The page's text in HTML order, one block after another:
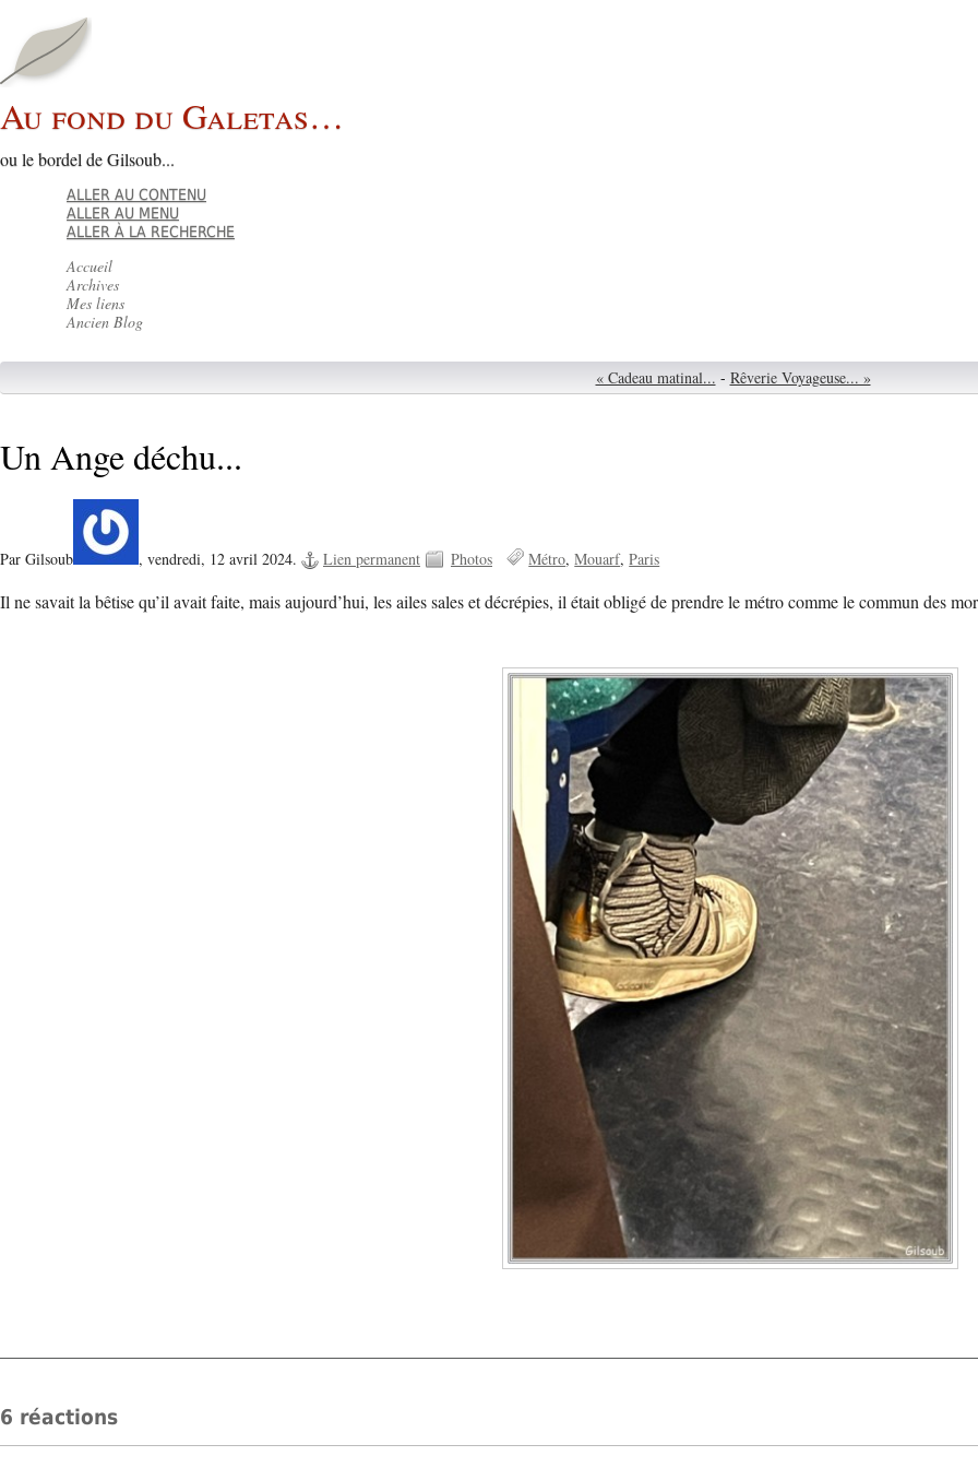
Au fond du Galetas…
ou le bordel de Gilsoub...
ALLER AU CONTENU
ALLER AU MENU
ALLER À LA RECHERCHE
Accueil
Archives
Mes liens
Ancien Blog
« Cadeau matinal... - Rêverie Voyageuse... »
Un Ange déchu...
Par Gilsoub , vendredi, 12 avril 2024. Lien permanent Photos Métro Mouarf Paris
Il ne savait la bêtise qu’il avait faite, mais aujourd’hui, les ailes sales et décrépies, il était obligé de prendre le métro comme le commun des
6 réactions